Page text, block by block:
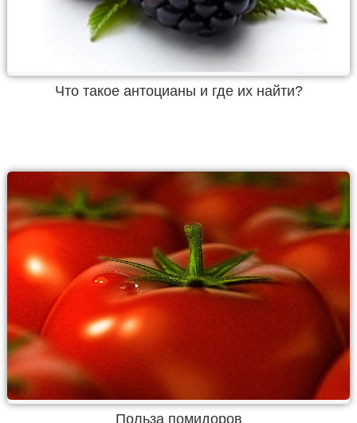
Что такое антоцианы и где их найти?
Польза помидоров